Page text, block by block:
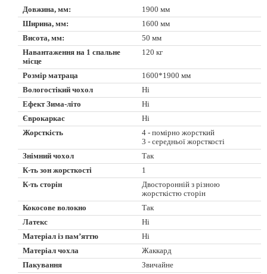
Довжина, мм:
1900 мм
Ширина, мм:
1600 мм
Висота, мм:
50 мм
Навантаження на 1 спальне
місце
120 кг
Розмір матраца
1600*1900 мм
Вологостікий чохол
Ні
Ефект Зима-літо
Ні
Єврокаркас
Ні
Жорсткість
4 - помірно жорсткий
3 - середньої жорсткості
Знімний чохол
Так
К-ть зон жорсткості
1
К-ть сторін
Двосторонній з різною
жорсткістю сторін
Кокосове волокно
Так
Латекс
Ні
Матеріал із пам’яттю
Ні
Матеріал чохла
Жаккард
Пакування
Звичайне